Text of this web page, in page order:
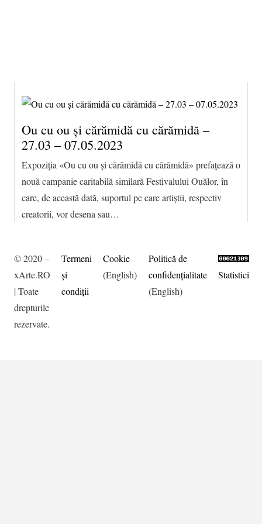
Ou cu ou și cărămidă cu cărămidă –
27.03 – 07.05.2023
Expoziția «Ou cu ou și cărămidă cu cărămidă» prefațează o
nouă campanie caritabilă similară Festivalului Ouălor, în
care, de această dată, suportul pe care artiștii, respectiv
creatorii, vor desena sau…
© 2020 –
xArte.RO
| Toate
drepturile
rezervate.
Termeni
şi
condiţii
Cookie
(English)
Politică de
confidențialitate
(English)
Statistici